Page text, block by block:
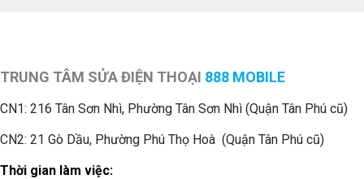
TRUNG TÂM SỬA ĐIỆN THOẠI 888 MOBILE
CN1: 216 Tân Sơn Nhì, Phường Tân Sơn Nhì (Quận Tân Phú cũ)
CN2: 21 Gò Dầu, Phường Phú Thọ Hoà (Quận Tân Phú cũ)
Thời gian làm việc: